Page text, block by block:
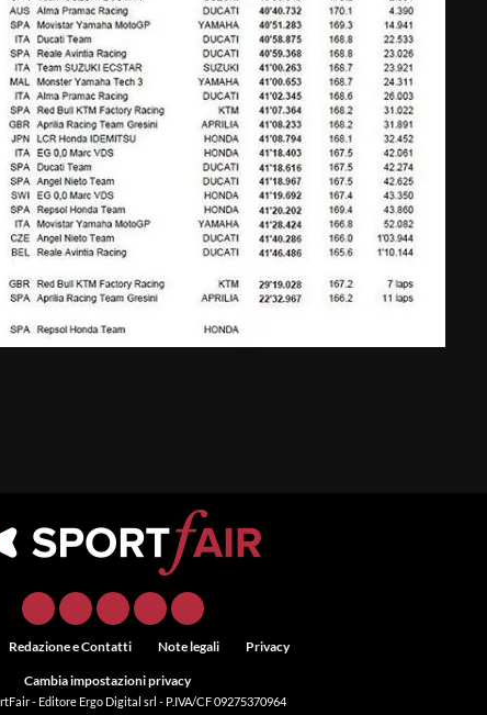
Redazione e Contatti Note legali Privacy
Cambia impostazioni privacy
- Editore Ergo Digital srl - P.IVA/CF 09275370964